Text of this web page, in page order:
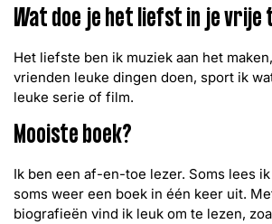
Wat doe je het liefst in je vrije
Het liefste ben ik muziek aan het
vrienden leuke dingen doen, sport ik
leuke serie of film.
Mooiste boek?
Ik ben een af-en-toe lezer. Soms lees
soms weer een boek in één keer uit.
biografieën vind ik leuk om te lezen,